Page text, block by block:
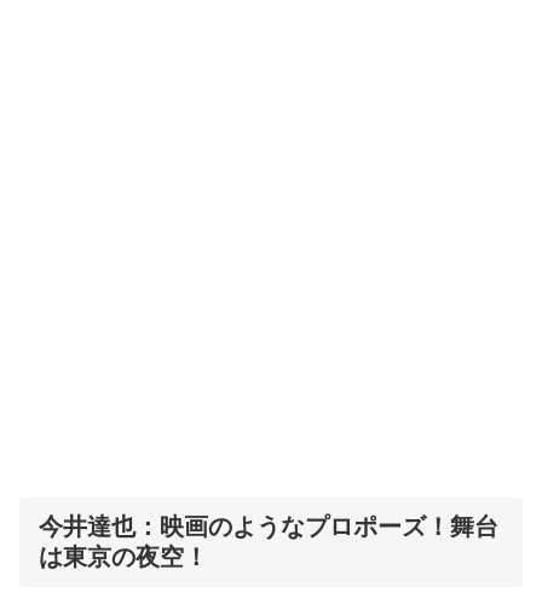
今井達也：映画のようなプロポーズ！舞台
は東京の夜空！